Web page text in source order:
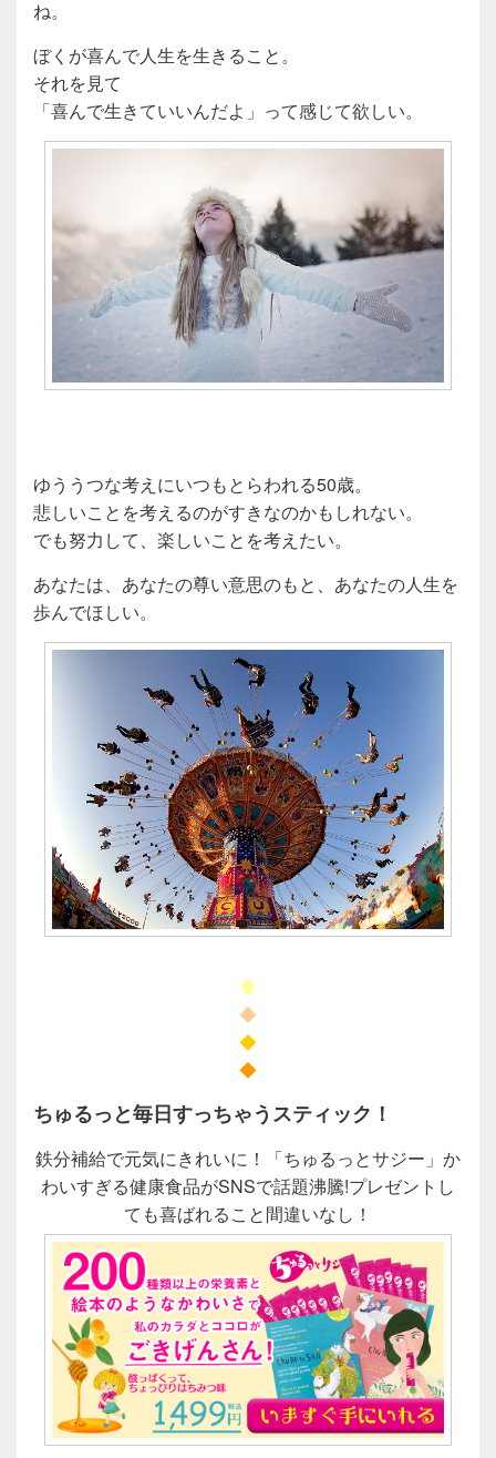
ね。
ぼくが喜んで人生を生きること。
それを見て
「喜んで生きていいんだよ」って感じて欲しい。
ゆううつな考えにいつもとらわれる50歳。
悲しいことを考えるのがすきなのかもしれない。
でも努力して、楽しいことを考えたい。
あなたは、あなたの尊い意思のもと、あなたの人生を
歩んでほしい。
◆
◆
◆
◆
ちゅるっと毎日すっちゃうスティック！
鉄分補給で元気にきれいに！「ちゅるっとサジー」か
わいすぎる健康食品がSNSで話題沸騰!プレゼントし
ても喜ばれること間違いなし！